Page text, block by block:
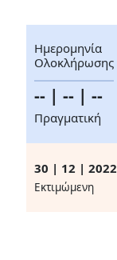
Ημερομηνία
Ολοκλήρωσης
-- | -- | --
Πραγματική
30 | 12 | 2022
Eκτιμώμενη